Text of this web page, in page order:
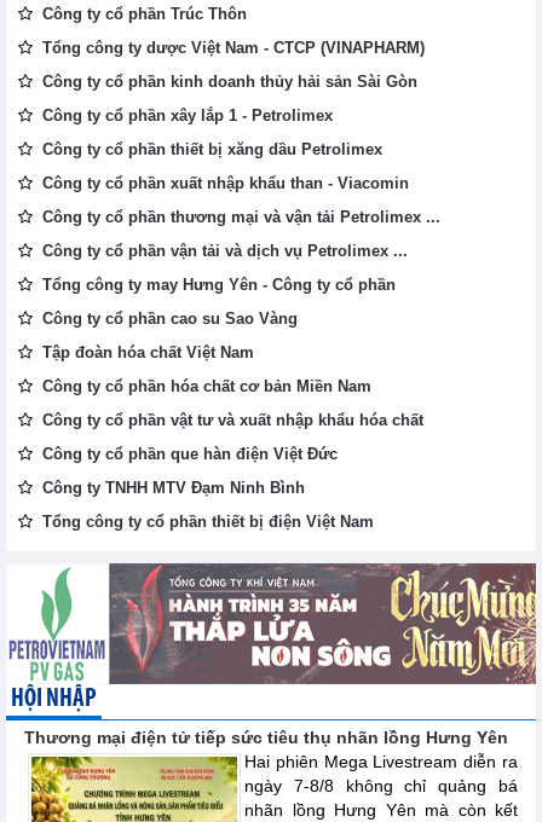
Công ty cổ phần Trúc Thôn
Tổng công ty dược Việt Nam - CTCP (VINAPHARM)
Công ty cổ phần kinh doanh thủy hải sản Sài Gòn
Công ty cổ phần xây lắp 1 - Petrolimex
Công ty cổ phần thiết bị xăng dầu Petrolimex
Công ty cổ phần xuất nhập khẩu than - Viacomin
Công ty cổ phần thương mại và vận tải Petrolimex ...
Công ty cổ phần vận tải và dịch vụ Petrolimex ...
Tổng công ty may Hưng Yên - Công ty cổ phần
Công ty cổ phần cao su Sao Vàng
Tập đoàn hóa chất Việt Nam
Công ty cổ phần hóa chất cơ bản Miền Nam
Công ty cổ phần vật tư và xuất nhập khẩu hóa chất
Công ty cổ phần que hàn điện Việt Đức
Công ty TNHH MTV Đạm Ninh Bình
Tổng công ty cổ phần thiết bị điện Việt Nam
HỘI NHẬP
Thương mại điện tử tiếp sức tiêu thụ nhãn lồng Hưng Yên
Hai phiên Mega Livestream diễn ra
ngày 7-8/8 không chỉ quảng bá
nhãn lồng Hưng Yên mà còn kết